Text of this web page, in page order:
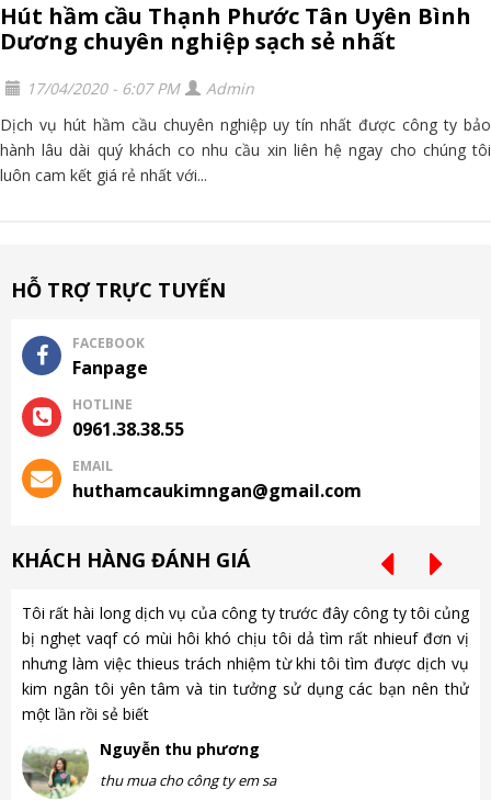
Hút hầm cầu Thạnh Phước Tân Uyên Bình
Dương chuyên nghiệp sạch sẻ nhất
17/04/2020 - 6:07 PM
Admin
Dịch vụ hút hầm cầu chuyên nghiệp uy tín nhất được công ty bảo
hành lâu dài quý khách co nhu cầu xin liên hệ ngay cho chúng tôi
luôn cam kết giá rẻ nhất với...
HỖ TRỢ TRỰC TUYẾN
FACEBOOK
Fanpage
HOTLINE
0961.38.38.55
EMAIL
huthamcaukimngan@gmail.com
KHÁCH HÀNG ĐÁNH GIÁ
Tôi rất hài long dịch vụ của công ty trước đây công ty tôi củng
bị nghẹt vaqf có mùi hôi khó chịu tôi dả tìm rất nhieuf đơn vị
nhưng làm việc thieus trách nhiệm từ khi tôi tìm được dịch vụ
kim ngân tôi yên tâm và tin tưởng sử dụng các bạn nên thử
một lần rồi sẻ biết
Nguyễn thu phương
thu mua cho công ty em sa